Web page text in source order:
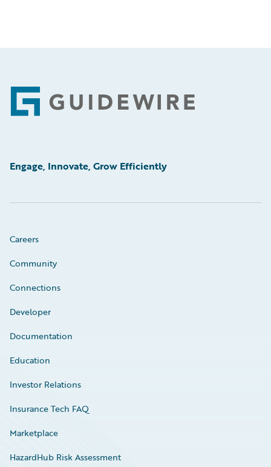
Footer
Engage, Innovate, Grow Efficiently
Careers
Community
Connections
Developer
Documentation
Education
Investor Relations
Insurance Tech FAQ
Marketplace
HazardHub Risk Assessment